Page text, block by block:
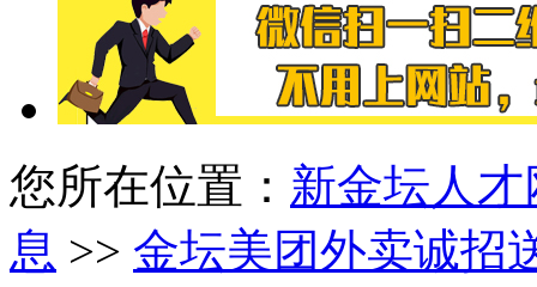
您所在位置： 新金坛人才
息 >> 金坛美团外卖诚招